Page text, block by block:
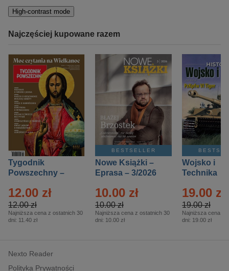
High-contrast mode
Najczęściej kupowane razem
Tygodnik
Powszechny –
12.00 zł
12.00 zł
Najniższa cena z ostatnich 30
dni: 11.40 zł
BESTSELLER
Nowe Książki –
Eprasa – 3/2026
10.00 zł
10.00 zł
Najniższa cena z ostatnich 30
dni: 10.00 zł
Wojsko i
Technika
– 2/2026
19.00 zł
19.00 zł
Najniższa cena z
dni: 19.00 zł
Nexto Reader
Polityka Prywatności